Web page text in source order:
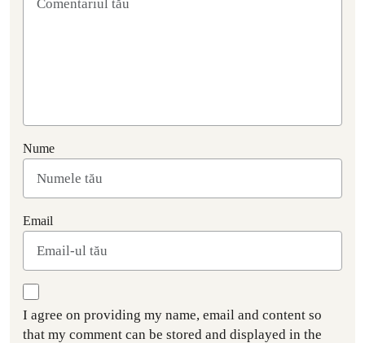
Nume
Email
I agree on providing my name, email and content so
that my comment can be stored and displayed in the